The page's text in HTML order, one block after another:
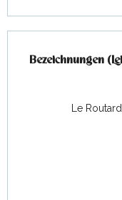
Bezeichnungen
Bezeichnungen
Le